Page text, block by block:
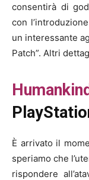
consentirà di
con
un interessante
Patch”. Altri
Humankind
È arrivato il
speriamo che
rispondere